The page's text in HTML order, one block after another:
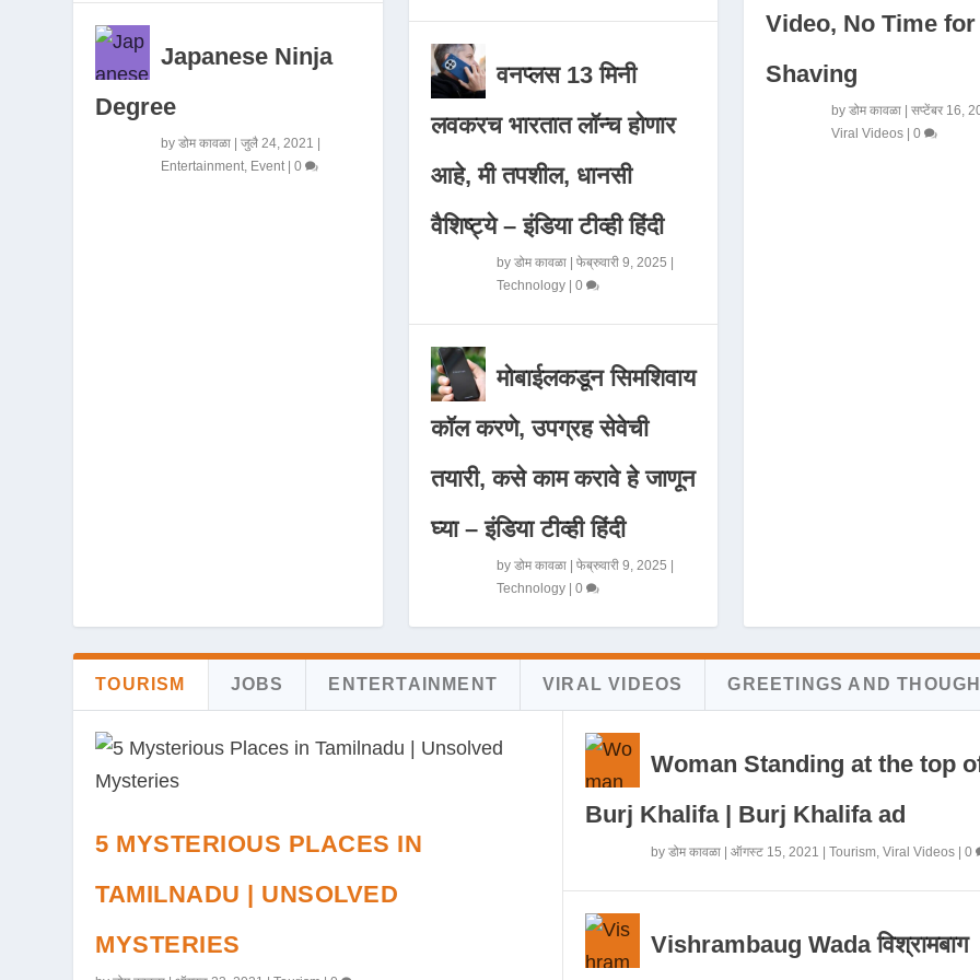
Japanese Ninja
Degree
byडोम कावळा |जुलै 24, 2021
Entertainment, Event|0
वनप्लस 13 मिनी
लवकरच भारतात लॉन्च होणार
आहे, मी तपशील, धानसी
वैशिष्ट्ये – इंडिया टीव्ही हिंदी
by डोम कावळा| फेब्रुवारी 9, 2025 |
Technology| 0
मोबाईलकडून सिमशिवाय
कॉल करणे, उपग्रह सेवेची
तयारी, कसे काम करावे हे जाणून
घ्या – इंडिया टीव्ही हिंदी
by डोम कावळा| फेब्रुवारी 9, 2025 |
Technology| 0
Video, No Time for
Shaving
by डोम कावळा| सप्टेंबर 16,
Viral Videos| 0
TOURISM JOBS ENTERTAINMENT VIRAL VIDEOS GREETINGS AND
5 MYSTERIOUS PLACES IN
TAMILNADU | UNSOLVED
MYSTERIES
Woman Standing at the top
Burj Khalifa | Burj Khalifa ad
by डोम कावळा| ऑगस्ट 15, 2021 | Tourism, Viral Videos| 0
Vishrambaug Wada विश्रामबाग